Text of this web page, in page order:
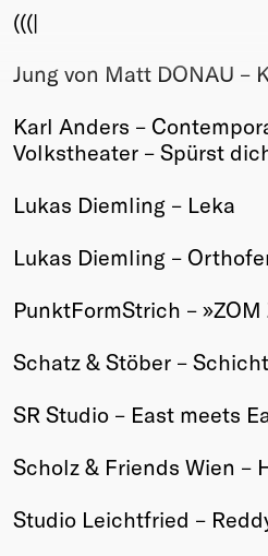
(((|
About
Award
Sponsors
TBD
Events
Past
Membership
Members
Friends of Creativity
Winners
Jung von Matt DONAU –
Karl Anders –
Volkstheater – Spürst
Lukas Diemling – Leka
Lukas Diemling –
PunktFormStrich – »ZOM
Schatz & Stöber –
SR Studio – East meets
Scholz & Friends Wien –
Studio Leichtfried –